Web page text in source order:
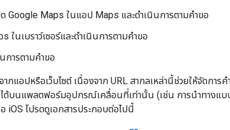
ด Google Maps ในแอป Maps และดำเนินการตามคำขอ
ในเบราว์เซอร์และดำเนินการตามคำขอ
การตามคำขอ
แอปหรือเว็บไซต์ เนื่องจาก URL สากลเหล่านี้ช่วยให้จัดการค
ได้บนแพลตฟอร์มอุปกรณ์เคลื่อนที่เท่านั้น (เช่น การนําทางแบ
iOS โปรดดูเอกสารประกอบต่อไปนี้